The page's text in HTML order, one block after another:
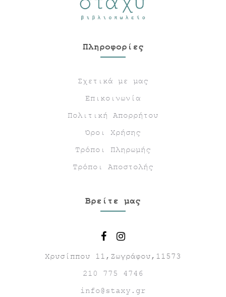
Πληροφορίες
Σχετικά με μας
Επικοινωνία
Πολιτική Απορρήτου
Όροι Χρήσης
Τρόποι Πληρωμής
Τρόποι Αποστολής
Βρείτε μας
Χρυσίππου 11,Ζωγράφου,11573
210 775 4746
info@staxy.gr